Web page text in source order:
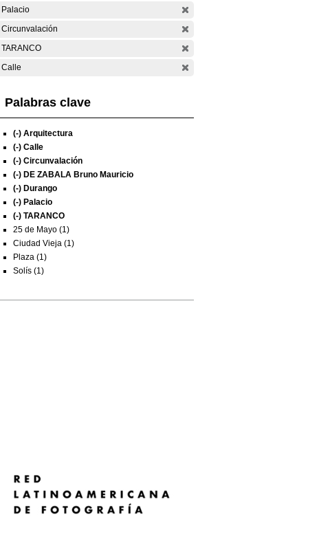
Palacio
Circunvalación
TARANCO
Calle
Palabras clave
(-) Arquitectura
(-) Calle
(-) Circunvalación
(-) DE ZABALA Bruno Mauricio
(-) Durango
(-) Palacio
(-) TARANCO
25 de Mayo (1)
Ciudad Vieja (1)
Plaza (1)
Solís (1)